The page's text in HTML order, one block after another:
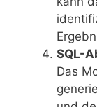
SQL-
Das